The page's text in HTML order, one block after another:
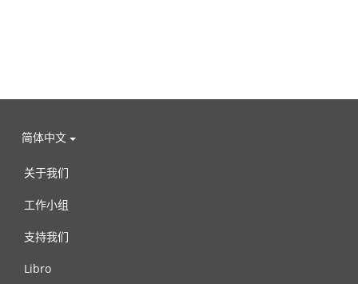
简体中文
关于我们
工作小组
支持我们
Libro